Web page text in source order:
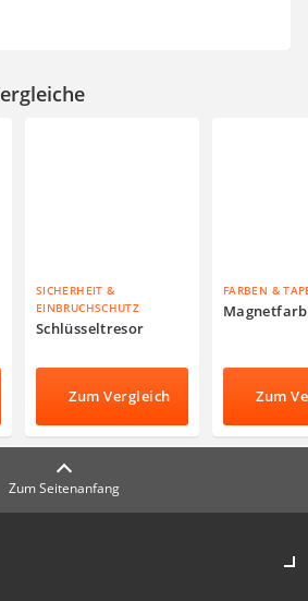
SICHERHEIT &
EINBRUCHSCHUTZ
Schlüsseltresor
Zum Vergleich
FARBEN &
Zum
Zum Seitenanfang